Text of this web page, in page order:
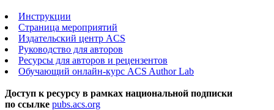
Инструкции
Страница мероприятий
Издательский центр ACS
Руководство для авторов
Ресурсы для авторов и рецензентов
Обучающий онлайн-курс ACS Author Lab
Доступ к ресурсу в рамках национальной подписки
по ссылке pubs.acs.org